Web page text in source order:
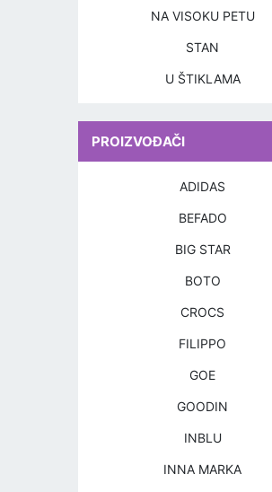
NA VISOKU PETU
STAN
U ŠTIKLAMA
PROIZVOĐAČI
ADIDAS
BEFADO
BIG STAR
BOTO
CROCS
FILIPPO
GOE
GOODIN
INBLU
INNA MARKA